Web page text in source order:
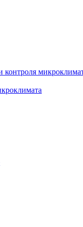
контроля